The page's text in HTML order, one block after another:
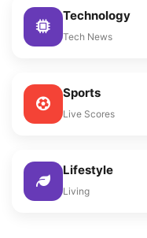
Technology
Tech News
Sports
Live Scores
Lifestyle
Living